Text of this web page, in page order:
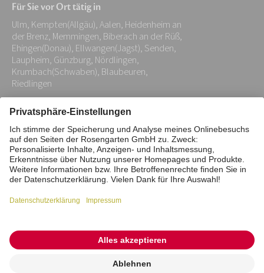
Adresse:
*
Für Sie vor Ort tätig in
Ulm, Kempten(Allgäu), Aalen, Heidenheim an
der Brenz, Memmingen, Biberach an der Rüß,
Ehingen(Donau), Ellwangen(Jagst), Senden,
Laupheim, Günzburg, Nördlingen,
Krumbach(Schwaben), Blaubeuren,
Riedlingen
Impressum Datenschutz
Stiftung
Interne Meldestelle
Zahlungsmittel
Barrierefreiheitserklärung
Vertrag widerrufen
© 2026 ROSENGARTEN-Tierbestattung